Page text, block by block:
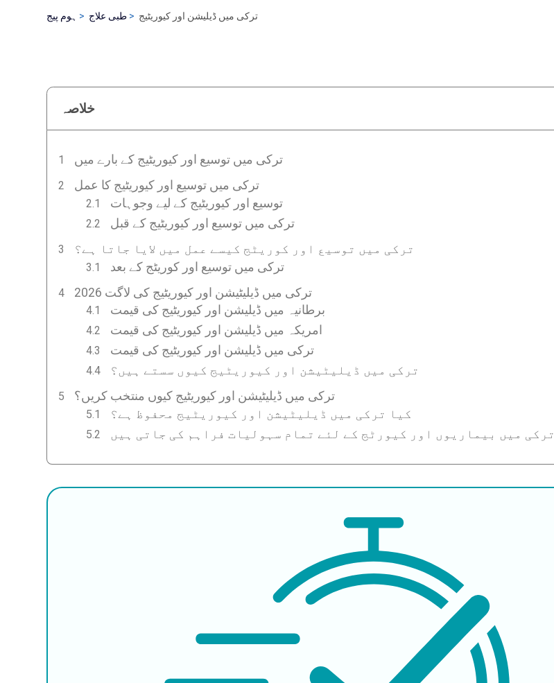
ہوم پیج طبی علاج ترکی میں ڈیلیشن اور کیوریٹیج
خلاصہ
ترکی میں توسیع اور کیوریٹیج کے بارے میں
ترکی میں توسیع اور کیوریٹیج کا عمل
توسیع اور کیوریٹیج کے لیے وجوہات
ترکی میں توسیع اور کیوریٹیج کے قبل
ترکی میں توسیع اور کوریٹج کیسے عمل میں لایا جاتا ہے؟
ترکی میں توسیع اور کوریٹج کے بعد
ترکی میں ڈیلیٹیشن اور کیوریٹیج کی لاگت 2026
برطانیہ میں ڈیلیشن اور کیوریٹیج کی قیمت
امریکہ میں ڈیلیشن اور کیوریٹیج کی قیمت
ترکی میں ڈیلیشن اور کیوریٹیج کی قیمت
ترکی میں ڈیلیٹیشن اور کیوریٹیج کیوں سستے ہیں؟
ترکی میں ڈیلیٹیشن اور کیوریٹیج کیوں منتخب کریں؟
کیا ترکی میں ڈیلیٹیشن اور کیوریٹیج محفوظ ہے؟
ترکی میں بیماریوں اور کیورٹج کے لئے تمام سہولیات فراہم کی جاتی ہیں